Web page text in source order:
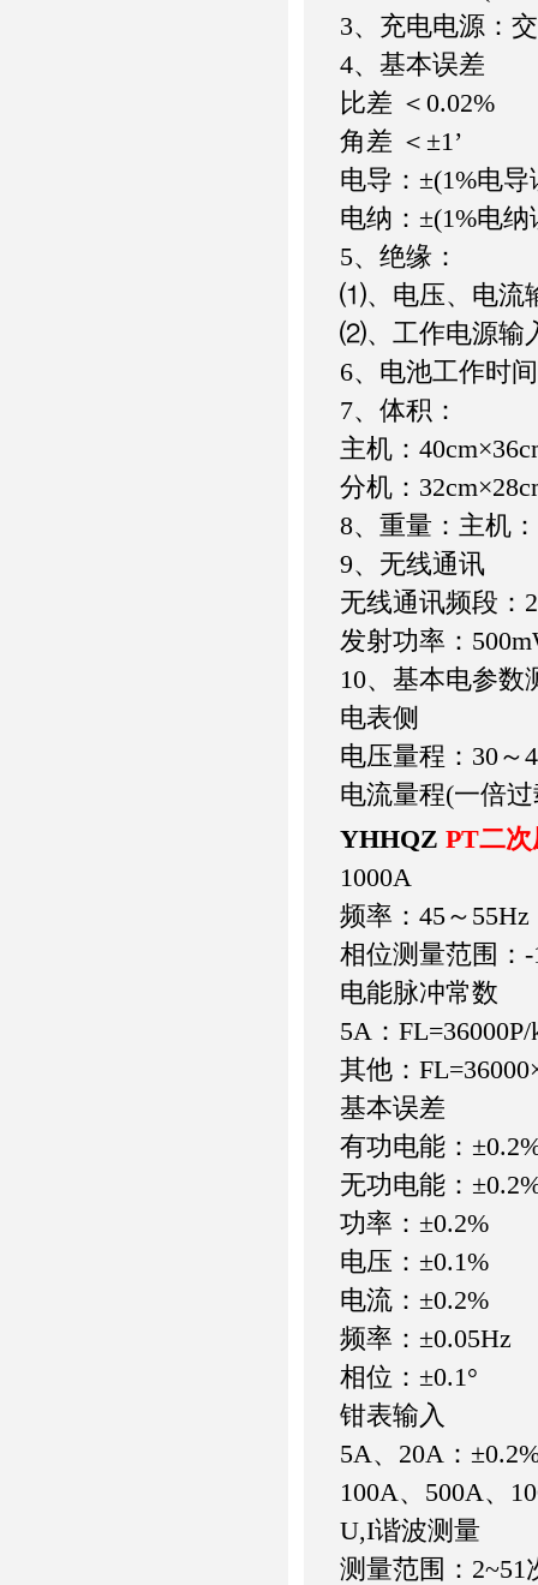
3、充电电源：
4、基本误差
比差 ＜0.02%
角差 ＜±1’
电导：±(1%电
电纳：±(1%电
5、绝缘：
⑴、电压、电流
⑵、工作电源输
6、电池工作时
7、体积：
主机：
分机：
8、重量：主机
9、无线通讯
无线通讯频段：
发射功率：
10、基本电参数
电表侧
电压量程：30～
电流量程(一倍
YHHQZ PT二
1000A
频率：45～55Hz
相位测量范围：-
电能脉冲常数
5A：
其他：
基本误差
有功电能：
无功电能：
功率：±0.2%
电压：±0.1%
电流：±0.2%
频率：±0.05Hz
相位：±0.1°
钳表输入
5A、20A：
100A、500A、
U,I谐波测量
测量范围：2~51